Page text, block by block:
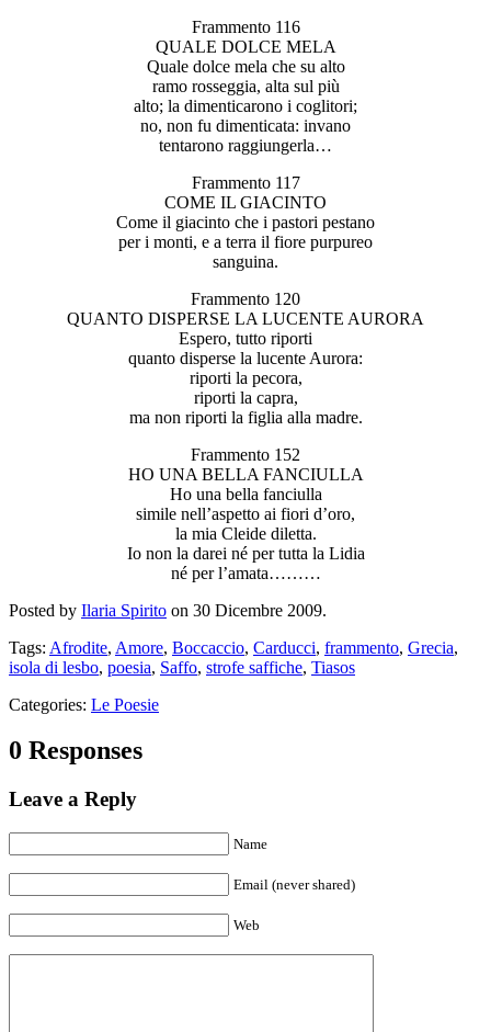
Frammento 116
QUALE DOLCE MELA
Quale dolce mela che su alto
ramo rosseggia, alta sul più
alto; la dimenticarono i coglitori;
no, non fu dimenticata: invano
tentarono raggiungerla…
Frammento 117
COME IL GIACINTO
Come il giacinto che i pastori pestano
per i monti, e a terra il fiore purpureo
sanguina.
Frammento 120
QUANTO DISPERSE LA LUCENTE AURORA
Espero, tutto riporti
quanto disperse la lucente Aurora:
riporti la pecora,
riporti la capra,
ma non riporti la figlia alla madre.
Frammento 152
HO UNA BELLA FANCIULLA
Ho una bella fanciulla
simile nell’aspetto ai fiori d’oro,
la mia Cleide diletta.
Io non la darei né per tutta la Lidia
né per l’amata………
Posted by Ilaria Spirito on 30 Dicembre 2009.
Tags: Afrodite, Amore, Boccaccio, Carducci, frammento, Grecia,
isola di lesbo, poesia, Saffo, strofe saffiche, Tiasos
Categories: Le Poesie
0 Responses
Leave a Reply
Name
Email (never shared)
Web